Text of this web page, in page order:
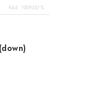
Kód: 100935/1L